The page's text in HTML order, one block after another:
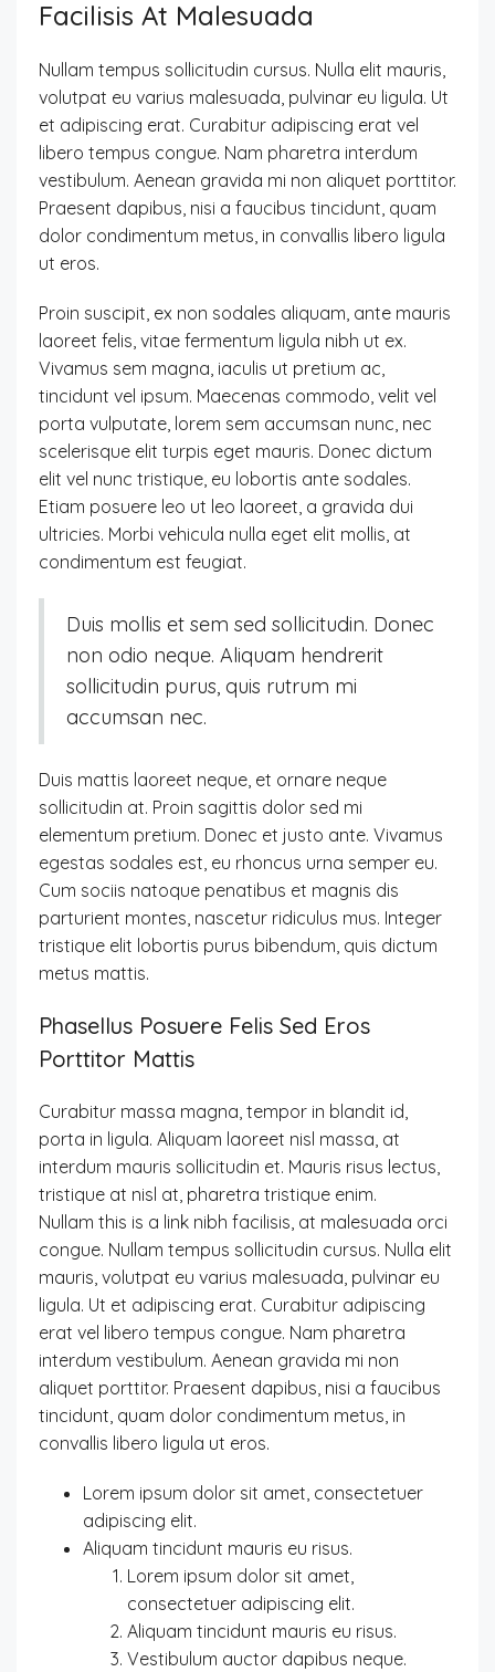
Facilisis At Malesuada
Nullam tempus sollicitudin cursus. Nulla elit mauris,
volutpat eu varius malesuada, pulvinar eu ligula. Ut
et adipiscing erat. Curabitur adipiscing erat vel
libero tempus congue. Nam pharetra interdum
vestibulum. Aenean gravida mi non aliquet porttitor.
Praesent dapibus, nisi a faucibus tincidunt, quam
dolor condimentum metus, in convallis libero ligula
ut eros.
Proin suscipit, ex non sodales aliquam, ante mauris
laoreet felis, vitae fermentum ligula nibh ut ex.
Vivamus sem magna, iaculis ut pretium ac,
tincidunt vel ipsum. Maecenas commodo, velit vel
porta vulputate, lorem sem accumsan nunc, nec
scelerisque elit turpis eget mauris. Donec dictum
elit vel nunc tristique, eu lobortis ante sodales.
Etiam posuere leo ut leo laoreet, a gravida dui
ultricies. Morbi vehicula nulla eget elit mollis, at
condimentum est feugiat.
Duis mollis et sem sed sollicitudin. Donec
non odio neque. Aliquam hendrerit
sollicitudin purus, quis rutrum mi
accumsan nec.
Duis mattis laoreet neque, et ornare neque
sollicitudin at. Proin sagittis dolor sed mi
elementum pretium. Donec et justo ante. Vivamus
egestas sodales est, eu rhoncus urna semper eu.
Cum sociis natoque penatibus et magnis dis
parturient montes, nascetur ridiculus mus. Integer
tristique elit lobortis purus bibendum, quis dictum
metus mattis.
Phasellus Posuere Felis Sed Eros
Porttitor Mattis
Curabitur massa magna, tempor in blandit id,
porta in ligula. Aliquam laoreet nisl massa, at
interdum mauris sollicitudin et. Mauris risus lectus,
tristique at nisl at, pharetra tristique enim.
Nullam this is a link nibh facilisis, at malesuada orci
congue. Nullam tempus sollicitudin cursus. Nulla elit
mauris, volutpat eu varius malesuada, pulvinar eu
ligula. Ut et adipiscing erat. Curabitur adipiscing
erat vel libero tempus congue. Nam pharetra
interdum vestibulum. Aenean gravida mi non
aliquet porttitor. Praesent dapibus, nisi a faucibus
tincidunt, quam dolor condimentum metus, in
convallis libero ligula ut eros.
Lorem ipsum dolor sit amet, consectetuer
adipiscing elit.
Aliquam tincidunt mauris eu risus.
Lorem ipsum dolor sit amet,
consectetuer adipiscing elit.
Aliquam tincidunt mauris eu risus.
Vestibulum auctor dapibus neque.